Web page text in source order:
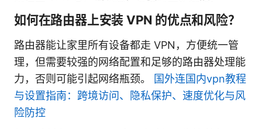
如何在路由器上安装 VPN 的优点和风险？
路由器能让家里所有设备都走 VPN，方便统一管
理，但需要较强的网络配置和足够的路由器处理能
力，否则可能引起网络瓶颈。
国外连国内vpn教程
与设置指南：跨境访问、隐私保护、速度优化与风
险防控